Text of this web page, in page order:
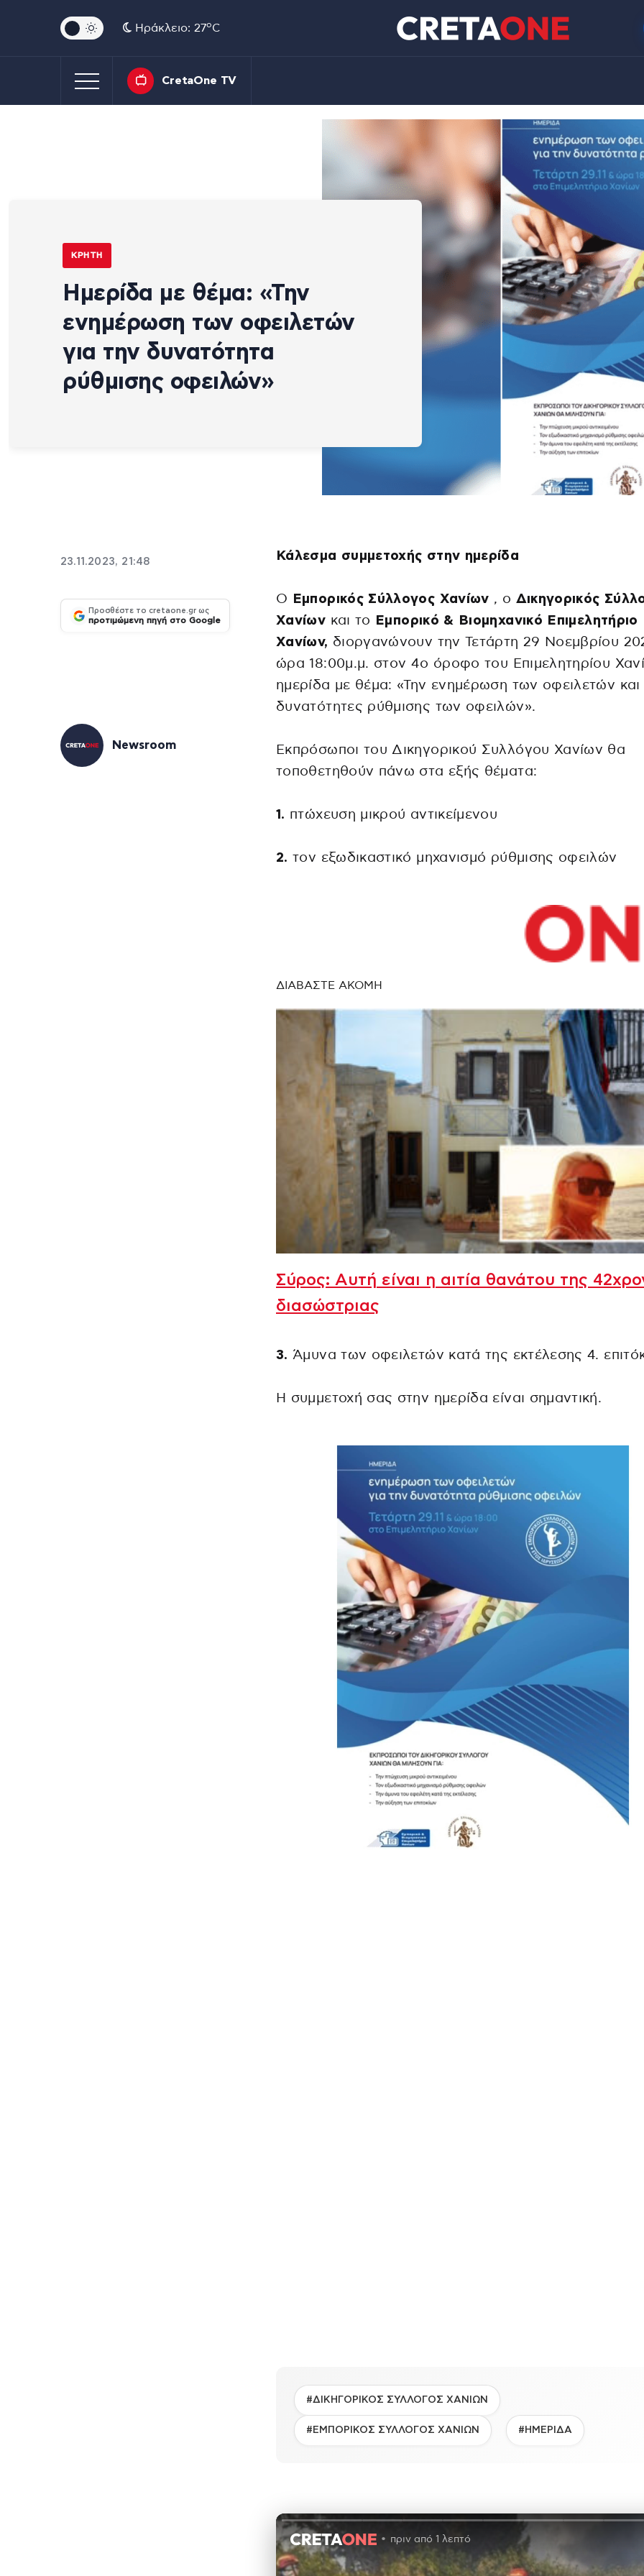
Ηράκλειο: 27oC
CretaOne TV
ΚΡΉΤΗ
Ημερίδα με θέμα: «Την
ενημέρωση των οφειλετών
για την δυνατότητα
ρύθμισης οφειλών»
23.11.2023, 21:48
Προσθέστε το cretaone.gr ως
προτιμώμενη πηγή στο Google
Newsroom
Κάλεσμα συμμετοχής στην ημερίδα
Ο Εμπορικός Σύλλογος Χανίων , ο Δικηγορικός
Χανίων και το
Εμπορικό & Βιομηχανικό Επιμελητήριο
Χανίων, διοργανώνουν την Τετάρτη 29 Νοεμβρίου
ώρα 18:00μ.μ. στον 4ο όροφο του Επιμελητηρίου
ημερίδα με θέμα: «Την ενημέρωση των οφειλετών και
δυνατότητες ρύθμισης των οφειλών».
Εκπρόσωποι του Δικηγορικού Συλλόγου Χανίων θα
τοποθετηθούν πάνω στα εξής θέματα:
1. πτώχευση μικρού αντικείμενου
2. τον εξωδικαστικό μηχανισμό ρύθμισης οφειλών
ΔΙΑΒΑΣΤΕ ΑΚΟΜΗ
Σύρος: Αυτή είναι η αιτία θανάτου της
διασώστριας
3. Άμυνα των οφειλετών κατά της εκτέλεσης 4.
Η συμμετοχή σας στην ημερίδα είναι σημαντική.
#ΔΙΚΗΓΟΡΙΚΟΣ ΣΥΛΛΟΓΟΣ ΧΑΝΙΩΝ
#ΕΜΠΟΡΙΚΟΣ ΣΥΛΛΟΓΟΣ ΧΑΝΙΩΝ #ΗΜΕΡΙΔΑ
πριν από 1 λεπτό